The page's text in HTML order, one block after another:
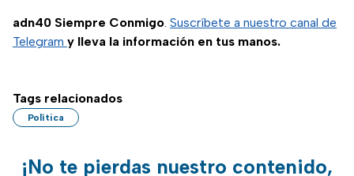
adn40 Siempre Conmigo. Suscríbete a nuestro canal de
Telegram y lleva la información en tus manos.
Tags relacionados
Política
¡No te pierdas nuestro contenido,